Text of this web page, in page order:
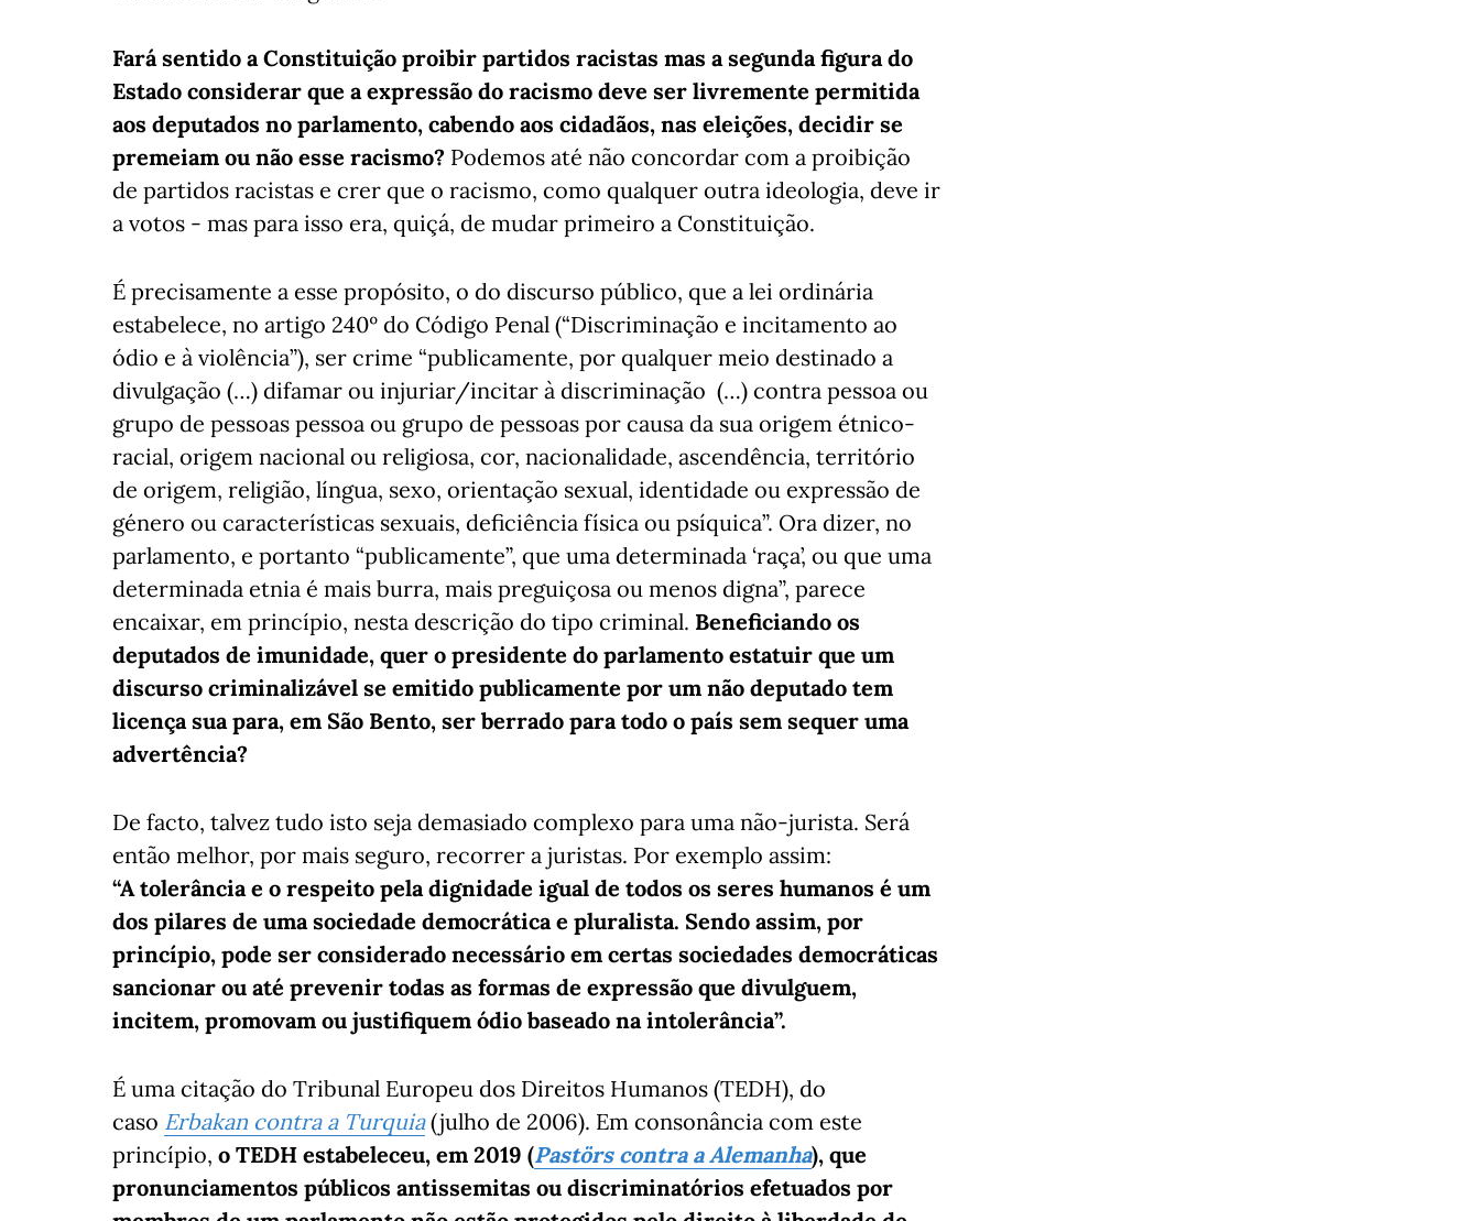
Fará sentido a Constituição proibir partidos racistas mas a segunda figura do
Estado considerar que a expressão do racismo deve ser livremente permitida
aos deputados no parlamento, cabendo aos cidadãos, nas eleições, decidir se
premeiam ou não esse racismo? Podemos até não concordar com a proibição
de partidos racistas e crer que o racismo, como qualquer outra ideologia, deve ir
a votos - mas para isso era, quiçá, de mudar primeiro a Constituição.
É precisamente a esse propósito, o do discurso público, que a lei ordinária
estabelece, no artigo 240º do Código Penal (“Discriminação e incitamento ao
ódio e à violência”), ser crime “publicamente, por qualquer meio destinado a
divulgação (…) difamar ou injuriar/incitar à discriminação (…) contra pessoa ou
grupo de pessoas pessoa ou grupo de pessoas por causa da sua origem étnico-
racial, origem nacional ou religiosa, cor, nacionalidade, ascendência, território
de origem, religião, língua, sexo, orientação sexual, identidade ou expressão de
género ou características sexuais, deficiência física ou psíquica”. Ora dizer, no
parlamento, e portanto “publicamente”, que uma determinada ‘raça’, ou que uma
determinada etnia é mais burra, mais preguiçosa ou menos digna”, parece
encaixar, em princípio, nesta descrição do tipo criminal. Beneficiando os
deputados de imunidade, quer o presidente do parlamento estatuir que um
discurso criminalizável se emitido publicamente por um não deputado tem
licença sua para, em São Bento, ser berrado para todo o país sem sequer uma
advertência?
De facto, talvez tudo isto seja demasiado complexo para uma não-jurista. Será
então melhor, por mais seguro, recorrer a juristas. Por exemplo assim:
“A tolerância e o respeito pela dignidade igual de todos os seres humanos é um
dos pilares de uma sociedade democrática e pluralista. Sendo assim, por
princípio, pode ser considerado necessário em certas sociedades democráticas
sancionar ou até prevenir todas as formas de expressão que divulguem,
incitem, promovam ou justifiquem ódio baseado na intolerância”.
É uma citação do Tribunal Europeu dos Direitos Humanos (TEDH), do
caso Erbakan contra a Turquia(julho de 2006). Em consonância com este
princípio, o TEDH estabeleceu, em 2019 (Pastörs contra a Alemanha), que
pronunciamentos públicos antissemitas ou discriminatórios efetuados por